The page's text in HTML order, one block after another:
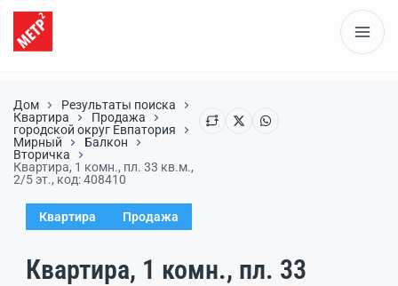
Дом
Результаты поиска
Квартира
Продажа
городской округ Евпатория
Мирный
Балкон
Вторичка
Квартира, 1 комн., пл. 33 кв.м.,
2/5 эт., код: 408410
Квартира Продажа
Квартира, 1 комн., пл. 33